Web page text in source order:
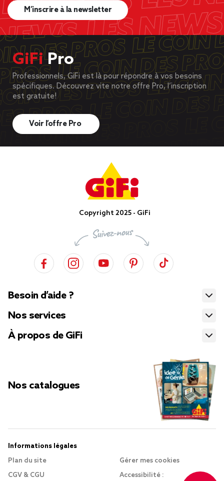
M’inscrire à la newsletter
GiFiPro
Professionnels, GiFi est là pour répondre à vos besoins
spécifiques. Découvrez vite notre offre Pro, l’inscription
est gratuite!
Voir l’offre Pro
Copyright 2025 - GiFi
Besoin d’aide ?
Nos services
À propos de GiFi
Nos catalogues
Informations légales
Plan du site
CGV & CGU
Gérer mes cookies
Accessibilité :